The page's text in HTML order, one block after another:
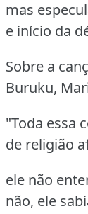
mas
e início da
Sobre a
Buruku,
"Toda essa
de religião
ele não
não, ele